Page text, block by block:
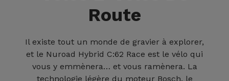
Route
Il existe tout un monde de gravier à explorer,
et le Nuroad Hybrid C:62 Race est le vélo qui
vous y emmènera… et vous ramènera. La
technologie légère du moteur Bosch, le